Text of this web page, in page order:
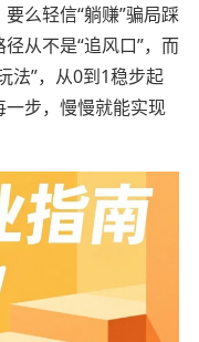
么轻信“躺赚”骗局踩
从不是“追风口”，而
法”，从0到1稳步起
步，慢慢就能实现